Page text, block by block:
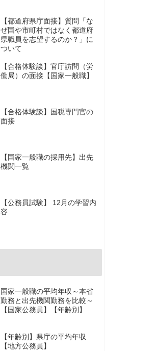
【都道府県庁面接】質問「な
ぜ国や市町村ではなく都道府
県職員を志望するのか？」に
ついて
【合格体験談】官庁訪問（労
働局）の面接【国家一般職】
【合格体験談】国税専門官の
面接
【国家一般職の採用先】出先
機関一覧
【公務員試験】 12月の学習内
容
国家一般職の平均年収～本省
勤務と出先機関勤務を比較～
【国家公務員】【年齢別】
【年齢別】県庁の平均年収
【地方公務員】